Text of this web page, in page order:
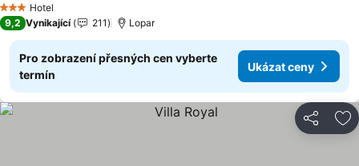
3 Počet hvězdiček
Hotel
9,2 Vynikající 211 Lopar
Pro zobrazení přesných cen vyberte
termín
Ukázat ceny
Sdílet